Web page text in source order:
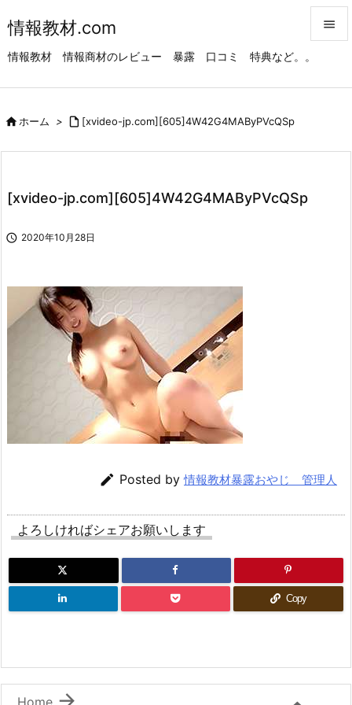
情報教材.com
情報教材 情報商材のレビュー 暴露 口コミ 特典など。。

前へ
ホーム >  [xvideo-jp.com][605]4W42G4MAByPVcQSp
[xvideo-jp.com][605]4W42G4MAByPVcQSp
 2020年10月28日
 Posted by情報教材暴露おやじ 管理人
よろしければシェアお願いします
Copy
Home